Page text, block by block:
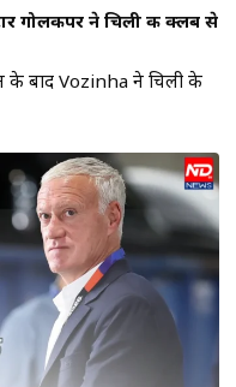
गोलकीपर ने चिली की क्लब से
के बाद Vozinha ने चिली के